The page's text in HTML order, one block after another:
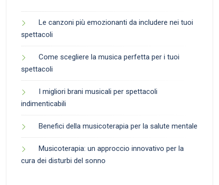
Le canzoni più emozionanti da includere nei tuoi
spettacoli
Come scegliere la musica perfetta per i tuoi
spettacoli
I migliori brani musicali per spettacoli
indimenticabili
Benefici della musicoterapia per la salute mentale
Musicoterapia: un approccio innovativo per la
cura dei disturbi del sonno